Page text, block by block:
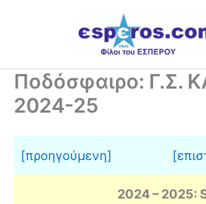
Ποδόσφαιρο: Γ.Σ.
2024-25
[προηγούμενη]
2024 – 2025: